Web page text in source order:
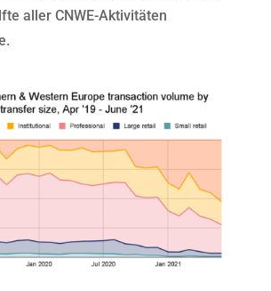
aller CNWE-Aktivitäten